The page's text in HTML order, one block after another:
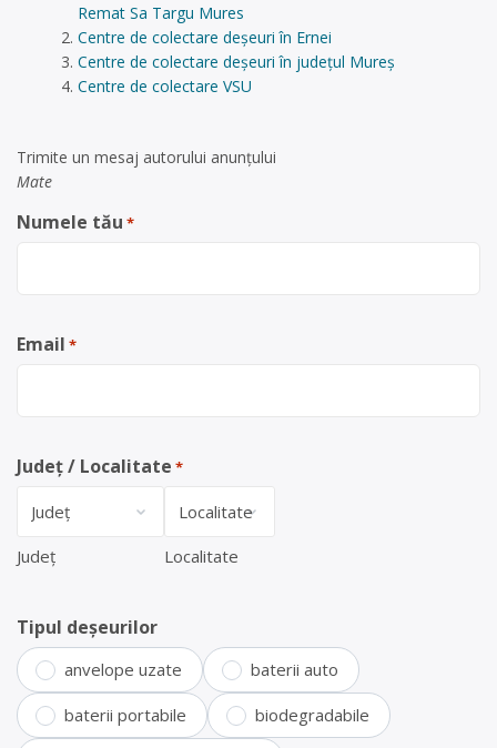
Remat Sa Targu Mures
Centre de colectare deșeuri în Ernei
Centre de colectare deșeuri în județul Mureș
Centre de colectare VSU
Trimite un mesaj autorului anunţului
Mate
Numele tău *
Email *
Județ / Localitate *
Județ Localitate
Tipul deșeurilor
anvelope uzate baterii auto
baterii portabile biodegradabile